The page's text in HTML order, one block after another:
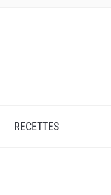
RECETTES